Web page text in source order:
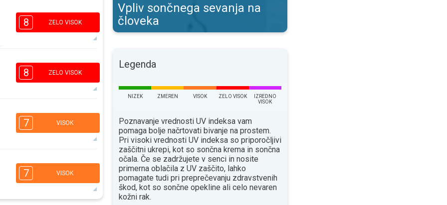
8 ZELO VISOK
5
16:00
34°maks
8 ZELO VISOK
5
16:00
35°maks
7 VISOK
4
16:00
36°maks
7 VISOK
Vpliv sončnega sevanja na
človeka
Legenda
NIZEK ZMEREN VISOK ZELO VISOK
IZREDNO
VISOK
Poznavanje vrednosti UV indeksa vam
pomaga bolje načrtovati bivanje na prostem.
Pri visoki vrednosti UV indeksa so priporočljivi
zaščitni ukrepi, kot so sončna krema in sončna
očala. Če se zadržujete v senci in nosite
primerna oblačila z UV zaščito, lahko
pomagate tudi pri preprečevanju zdravstvenih
škod, kot so sončne opekline ali celo nevaren
kožni rak.